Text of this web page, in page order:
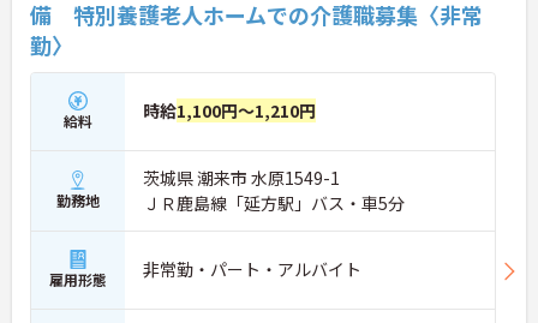
備 特別養護老人ホームでの介護職募集〈非常
勤〉
給料 時給1,100円～1,210円
勤務地
茨城県 潮来市 水原1549-1
ＪＲ鹿島線「延方駅」バス・車5分
雇用形態 非常勤・パート・アルバイト